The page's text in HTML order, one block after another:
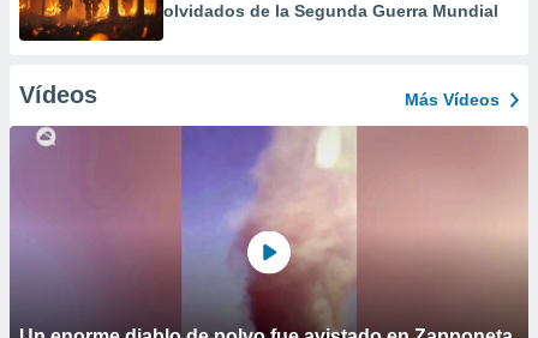
olvidados de la Segunda Guerra Mundial
Vídeos Más Vídeos